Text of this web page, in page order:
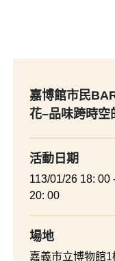
嘉博館市民
花–品味跨時空
活動日期
113/01/26 18: 00
20: 00
場地
嘉義市立博物館1